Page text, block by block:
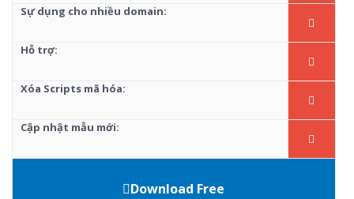
Sự dụng cho nhiều domain:
Hỗ trợ:
Xóa Scripts mã hóa:
Cập nhật mẫu mới:
Download Free